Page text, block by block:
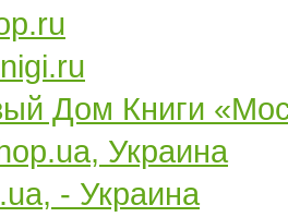
Дом Книги
Украина
- Украина